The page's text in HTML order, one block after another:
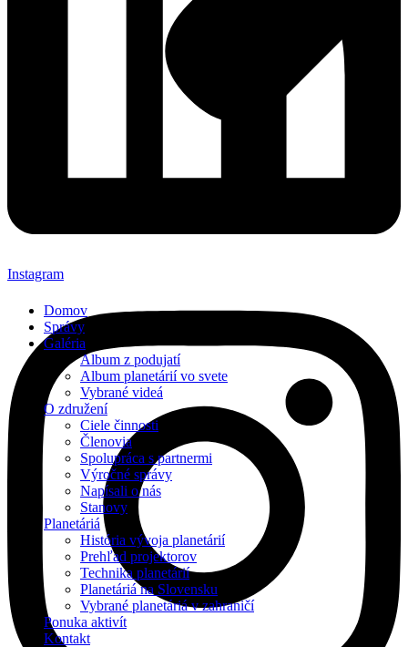
Instagram
Domov
Správy
Galéria
Album z podujatí
Album planetárií vo svete
Vybrané videá
O združení
Ciele činnosti
Členovia
Spolupráca s partnermi
Výročné správy
Napísali o nás
Stanovy
Planetáriá
História vývoja planetárií
Prehľad projektorov
Technika planetárií
Planetáriá na Slovensku
Vybrané planetáriá v zahraničí
Ponuka aktivít
Kontakt